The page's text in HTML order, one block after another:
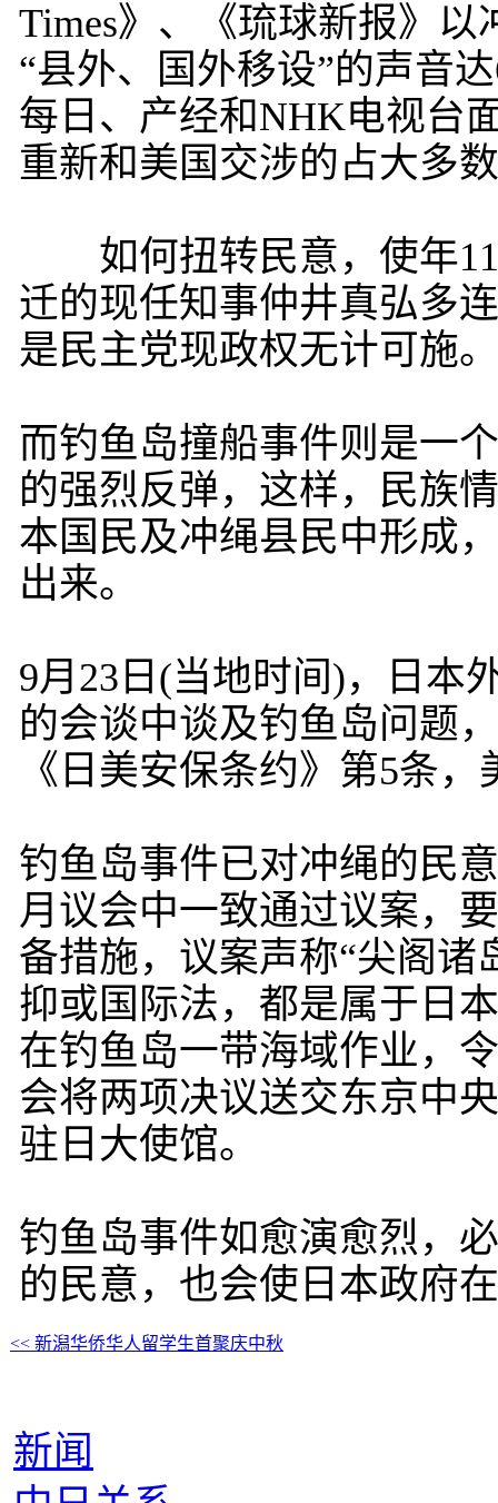
Times》、《琉球新报》
“县外、国外移设”的声音
每日、产经和NHK电视台
重新和美国交涉的占大多
如何扭转民意，使年11
迁的现任知事仲井真弘多
是民主党现政权无计可施。
而钓鱼岛撞船事件则是一
的强烈反弹，这样，民族
本国民及冲绳县民中形成
出来。
9月23日(当地时间)，日本
的会谈中谈及钓鱼岛问题
《日美安保条约》第5条
钓鱼岛事件已对冲绳的民
月议会中一致通过议案，
备措施，议案声称“尖阁诸
抑或国际法，都是属于日
在钓鱼岛一带海域作业，
会将两项决议送交东京中
驻日大使馆。
钓鱼岛事件如愈演愈烈，
的民意，也会使日本政府
<< 新潟华侨华人留学生首聚庆中秋
新闻